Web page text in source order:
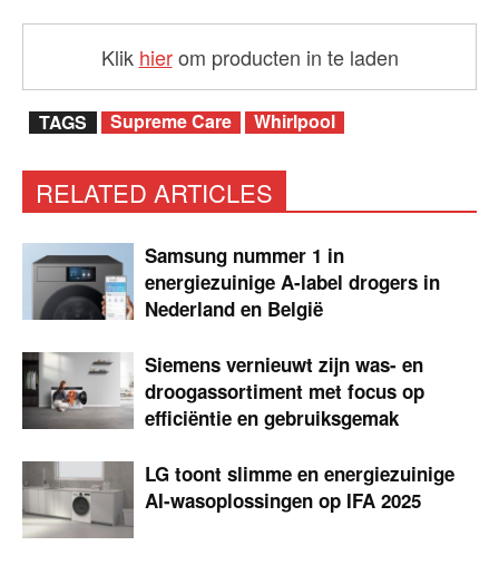
Klik hierom producten in te laden
TAGS Supreme Care Whirlpool
RELATED ARTICLES
Samsung nummer 1 in
energiezuinige A-label drogers in
Nederland en België
Siemens vernieuwt zijn was- en
droogassortiment met focus op
efficiëntie en gebruiksgemak
LG toont slimme en energiezuinige
AI-wasoplossingen op IFA 2025